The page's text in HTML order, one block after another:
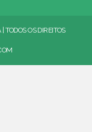
OS DIREITOS